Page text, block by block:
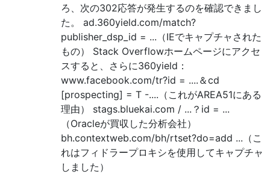
ろ、次の302応答が発生するのを確認できまし
た。 ad.360yield.com/match?
publisher_dsp_id = ...（IEでキャプチャされた
もの） Stack Overflowホームページにアクセ
スすると、さらに360yield：
www.facebook.com/tr?id = ....＆cd
[prospecting] = T -....（これがAREA51にある
理由） stags.bluekai.com / ...？id = ...
（Oracleが買収した分析会社）
bh.contextweb.com/bh/rtset?do=add ...（こ
れはフィドラープロキシを使用してキャプチャ
しました）